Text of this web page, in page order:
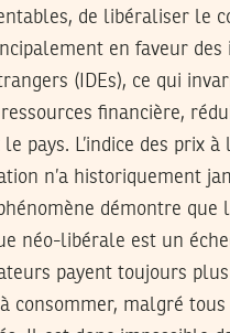
de libéraliser le
en faveur des
(IDEs), ce qui
financière,
pays. L’indice des prix à
n’a historiquement
démontre que
néo-libérale est un
payent toujours plus
consommer, malgré